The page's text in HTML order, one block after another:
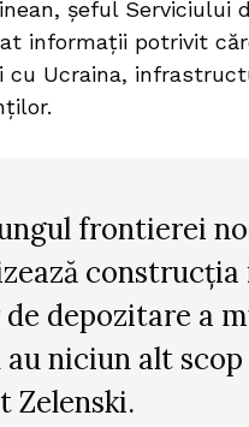
șeful Serviciului
informații potrivit
Ucraina,
frontierei
de depozitare a
au niciun alt
Zelenski.